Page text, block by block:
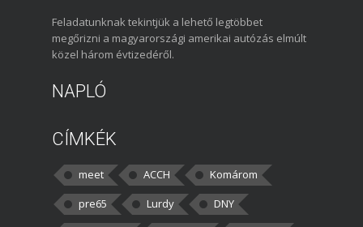
Feladatunknak tekintjük a lehető legtöbbet
megőrizni a magyarországi amerikai autózás elmúlt
közel három évtizedéről.
NAPLÓ
CÍMKÉK
meet ACCH
Komárom
pre65
Lurdy
DNY